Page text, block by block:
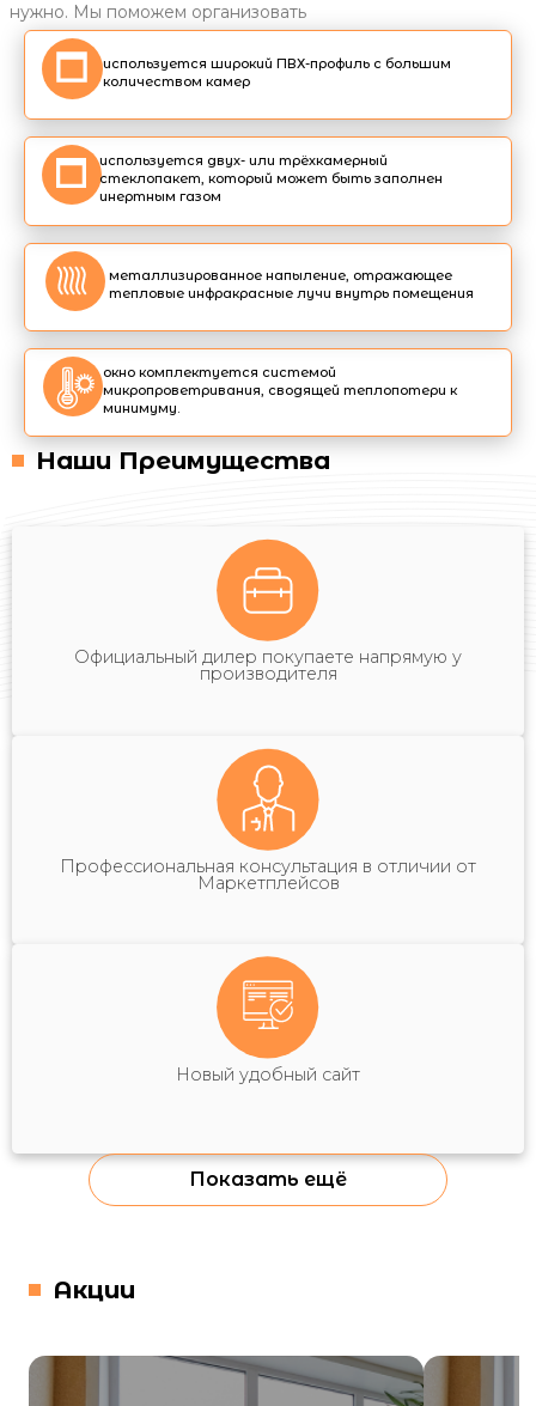
нужно. Мы поможем организовать
используется широкий ПВХ-профиль с большим
количеством камер
используется двух- или трёхкамерный
стеклопакет, который может быть заполнен
инертным газом
металлизированное напыление, отражающее
тепловые инфракрасные лучи внутрь помещения
окно комплектуется системой
микропроветривания, сводящей теплопотери к
минимуму.
Наши Преимущества
Официальный дилер покупаете напрямую у
производителя
Профессиональная консультация в отличии от
Маркетплейсов
Новый удобный сайт
Показать ещё
Акции